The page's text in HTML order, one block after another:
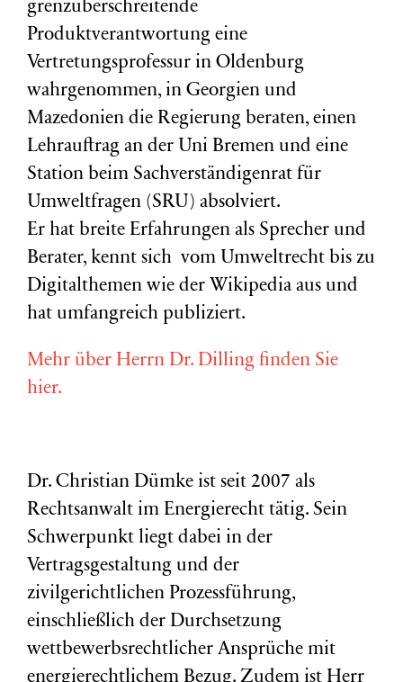
grenzüberschreitende
Produktverantwortung eine
Vertretungsprofessur in Oldenburg
wahrgenommen, in Georgien und
Mazedonien die Regierung beraten, einen
Lehrauftrag an der Uni Bremen und eine
Station beim Sachverständigenrat für
Umweltfragen (SRU) absolviert.
Er hat breite Erfahrungen als Sprecher und
Berater, kennt sich vom Umweltrecht bis zu
Digitalthemen wie der Wikipedia aus und
hat umfangreich publiziert.
Mehr über Herrn Dr. Dilling finden Sie
hier.
Dr. Christian Dümke ist seit 2007 als
Rechtsanwalt im Energierecht tätig. Sein
Schwerpunkt liegt dabei in der
Vertragsgestaltung und der
zivilgerichtlichen Prozessführung,
einschließlich der Durchsetzung
wettbewerbsrechtlicher Ansprüche mit